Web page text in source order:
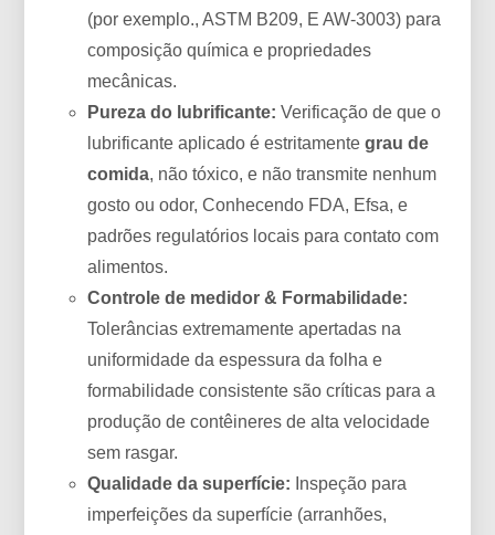
(por exemplo., ASTM B209, E AW-3003) para
composição química e propriedades
mecânicas.
Pureza do lubrificante: Verificação de que o
lubrificante aplicado é estritamentegrau de
comida, não tóxico, e não transmite nenhum
gosto ou odor, Conhecendo FDA, Efsa, e
padrões regulatórios locais para contato com
alimentos.
Controle de medidor & Formabilidade:
Tolerâncias extremamente apertadas na
uniformidade da espessura da folha e
formabilidade consistente são críticas para a
produção de contêineres de alta velocidade
sem rasgar.
Qualidade da superfície: Inspeção para
imperfeições da superfície (arranhões,